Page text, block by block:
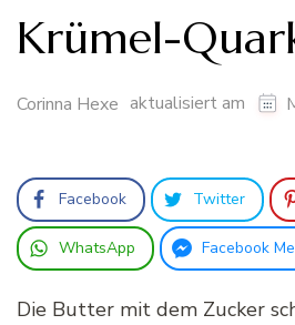
Krümel-
Corinna Hexe aktualisiert am
Facebook Twitter
WhatsApp Facebook
Die Butter mit dem Zucker